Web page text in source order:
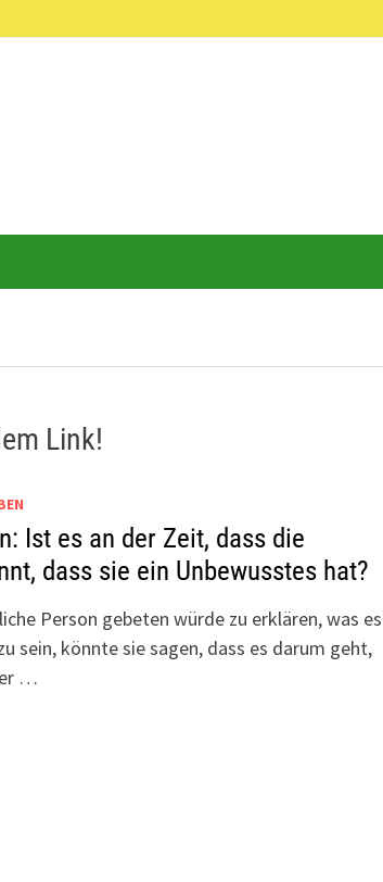
Link!
Ist es an der Zeit, dass die
dass sie ein Unbewusstes hat?
Person gebeten würde zu erklären, was es
sein, könnte sie sagen, dass es darum geht,
…